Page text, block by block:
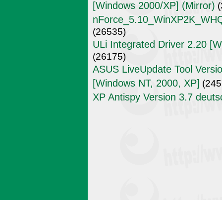
[Windows 2000/XP] (Mirror)
(26535)
ULi Integrated Driver 2.20
(26175)
ASUS LiveUpdate Tool
[Windows NT, 2000, XP]
XP Antispy Version 3.7